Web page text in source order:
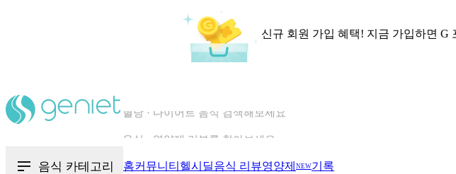
신규 회원 가입 혜택! 지금 가입하면 G
음식 카테고리 홈커뮤니티 헬시딜음식 리뷰영양제 NEW기록